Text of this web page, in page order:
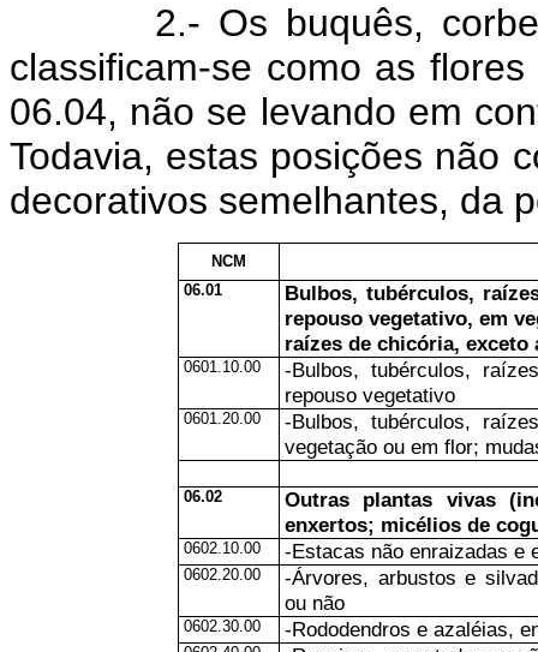
2.- Os buquês,
classificam-se como as
06.04, não se levando em
Todavia, estas posições não
decorativos semelhantes, da
NCM
06.01
Bulbos, tubérculos,
repouso vegetativo, em
raízes de chicória, exceto
0601.10.00
-Bulbos, tubérculos,
repouso vegetativo
0601.20.00
-Bulbos, tubérculos,
vegetação ou em flor;
06.02
Outras plantas vivas
enxertos; micélios de
0602.10.00 -Estacas não enraizadas e
0602.20.00
-Árvores, arbustos e
ou não
0602.30.00 -Rododendros e azaléias,